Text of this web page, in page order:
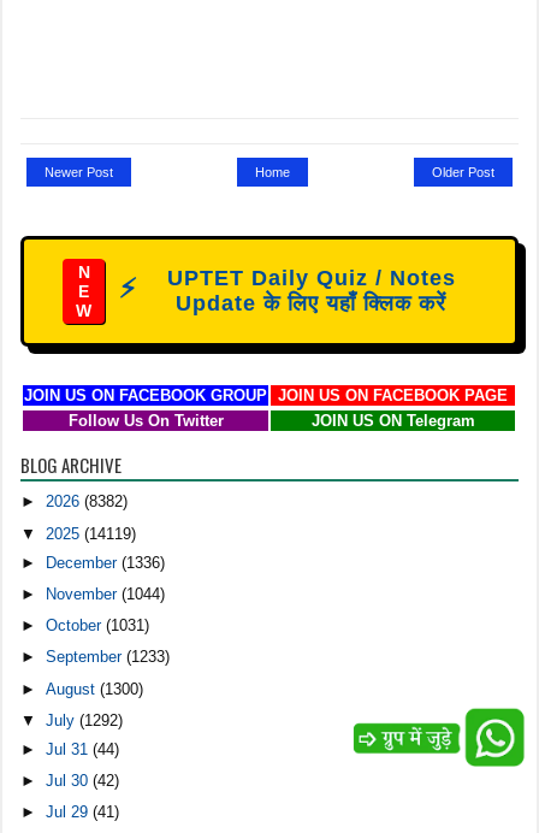
Newer Post Older Post
Home
N
E
W
⚡
UPTET Daily Quiz / Notes
Update के लिए यहाँ क्लिक करें
JOIN US ON FACEBOOK GROUP
JOIN US ON FACEBOOK PAGE
Follow Us On Twitter
JOIN US ON Telegram
BLOG ARCHIVE
►2026(8382)
▼ 2025(14119)
►
December(1336)
►
November(1044)
►October(1031)
►September(1233)
►August(1300)
▼July(1292)
►Jul 31(44)
►Jul 30(42)
►Jul 29(41)